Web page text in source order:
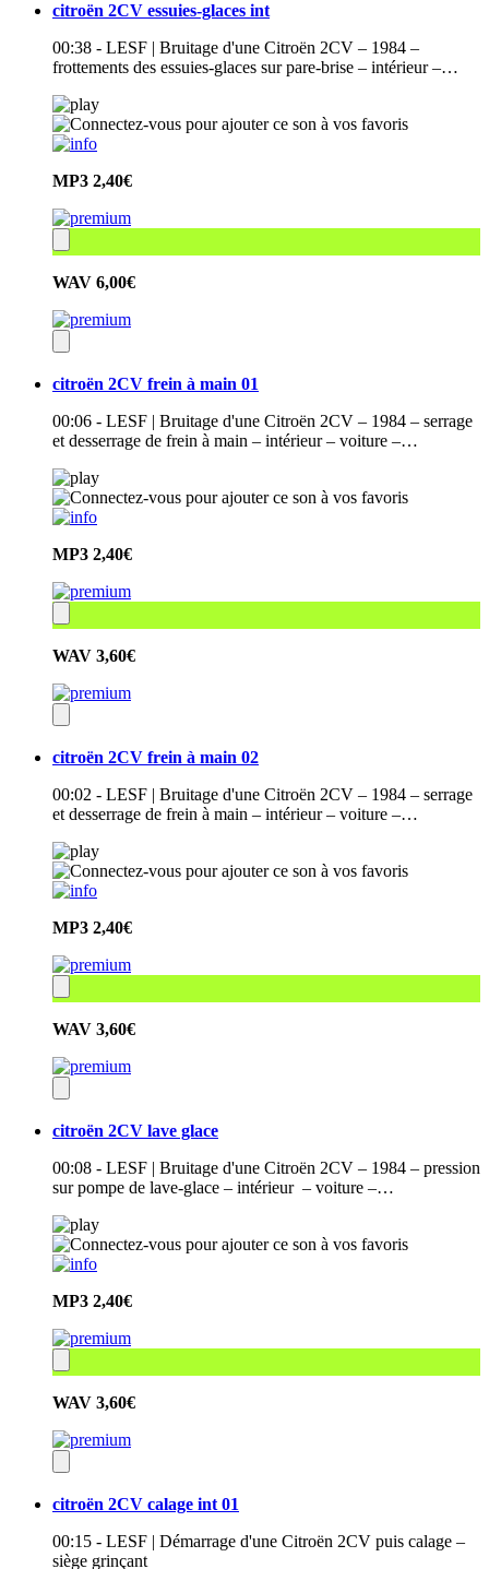
citroën 2CV essuies-glaces int
00:38 - LESF | Bruitage d'une Citroën 2CV – 1984 –
frottements des essuies-glaces sur pare-brise – intérieur –…
MP3 2,40€
WAV 6,00€
citroën 2CV frein à main 01
00:06 - LESF | Bruitage d'une Citroën 2CV – 1984 – serrage
et desserrage de frein à main – intérieur – voiture –…
MP3 2,40€
WAV 3,60€
citroën 2CV frein à main 02
00:02 - LESF | Bruitage d'une Citroën 2CV – 1984 – serrage
et desserrage de frein à main – intérieur – voiture –…
MP3 2,40€
WAV 3,60€
citroën 2CV lave glace
00:08 - LESF | Bruitage d'une Citroën 2CV – 1984 – pression
sur pompe de lave-glace – intérieur – voiture –…
MP3 2,40€
WAV 3,60€
citroën 2CV calage int 01
00:15 - LESF | Démarrage d'une Citroën 2CV puis calage –
siège grinçant